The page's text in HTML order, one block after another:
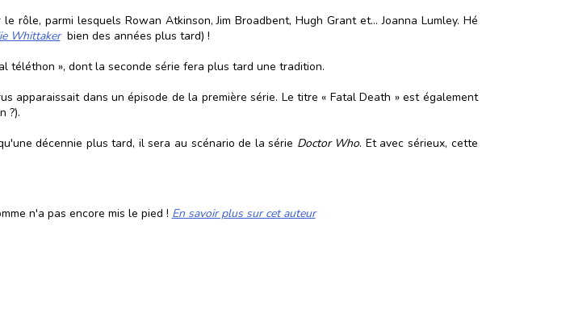
parmi lesquels Rowan Atkinson, Jim Broadbent, Hugh Grant et... Joanna Lumley. Hé
Whittakerbien des années plus tard) !
téléthon », dont la seconde série fera plus tard une tradition.
apparaissait dans un épisode de la première série. Le titre « Fatal Death » est également
?).
décennie plus tard, il sera au scénario de la série Doctor Who. Et avec sérieux, cette
n'a pas encore mis le pied ! En savoir plus sur cet auteur